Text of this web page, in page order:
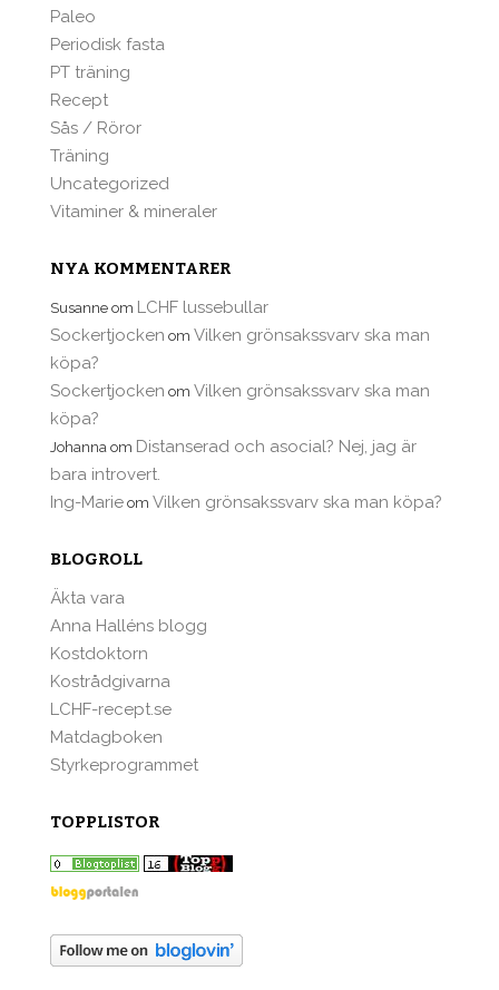
Paleo
Periodisk fasta
PT träning
Recept
Sås / Röror
Träning
Uncategorized
Vitaminer & mineraler
NYA KOMMENTARER
Susanne om LCHF lussebullar
Sockertjocken om Vilken grönsakssvarv ska man
köpa?
Sockertjocken om Vilken grönsakssvarv ska man
köpa?
Johanna om Distanserad och asocial? Nej, jag är
bara introvert.
Ing-Marie om Vilken grönsakssvarv ska man köpa?
BLOGROLL
Äkta vara
Anna Halléns blogg
Kostdoktorn
Kostrådgivarna
LCHF-recept.se
Matdagboken
Styrkeprogrammet
TOPPLISTOR